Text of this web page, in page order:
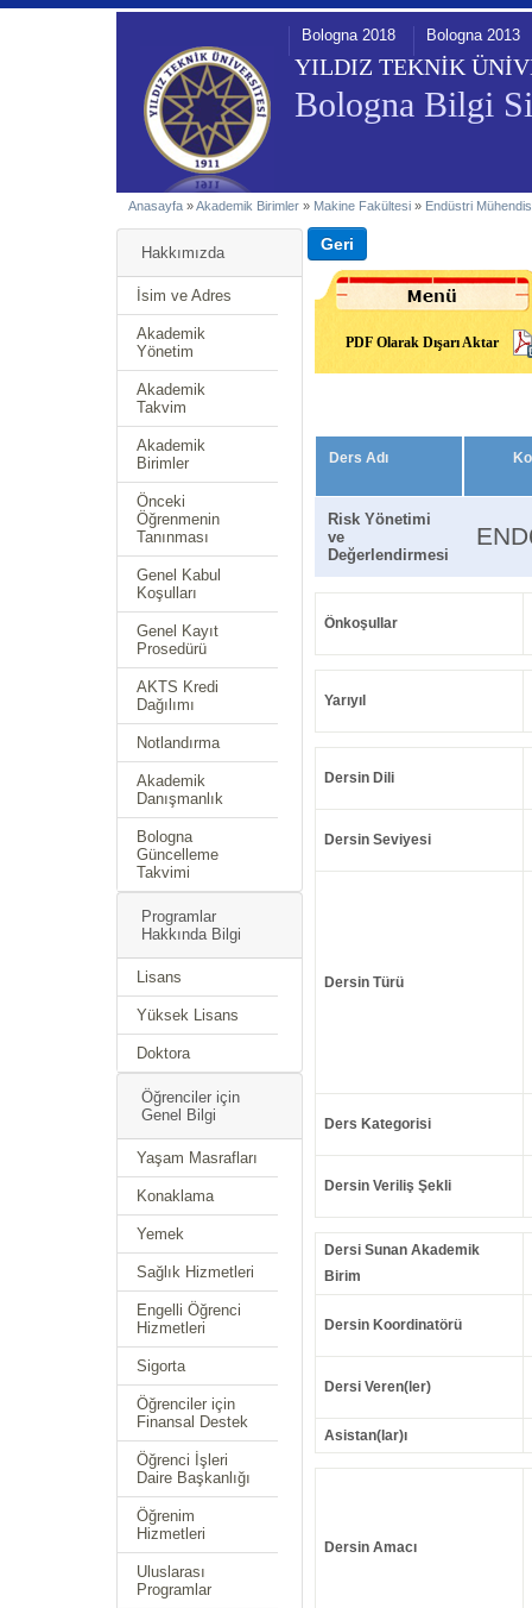
YILDIZ TEKNİK
Bologna Bilgi
Bologna 2018 Bologna 2013
Anasayfa »Akademik Birimler » Makine Fakültesi » Endüstri
Hakkımızda
İsim ve Adres
Akademik
Yönetim
Akademik
Takvim
Akademik
Birimler
Önceki
Öğrenmenin
Tanınması
Genel Kabul
Koşulları
Genel Kayıt
Prosedürü
AKTS Kredi
Dağılımı
Notlandırma
Akademik
Danışmanlık
Bologna
Güncelleme
Takvimi
Programlar
Hakkında Bilgi
Lisans
Yüksek Lisans
Doktora
Öğrenciler için
Genel Bilgi
Yaşam Masrafları
Konaklama
Yemek
Sağlık Hizmetleri
Engelli Öğrenci
Hizmetleri
Sigorta
Öğrenciler için
Finansal Destek
Öğrenci İşleri
Daire Başkanlığı
Öğrenim
Hizmetleri
Uluslarası
Programlar
PDF Olarak Dışarı Aktar
Ders Adı
Risk Yönetimi
ve
Değerlendirmesi
Önkoşullar
Yarıyıl
Dersin Dili
Dersin Seviyesi
Dersin Türü
Ders Kategorisi
Dersin Veriliş Şekli
Dersi Sunan Akademik
Birim
Dersin Koordinatörü
Dersi Veren(ler)
Asistan(lar)ı
Dersin Amacı